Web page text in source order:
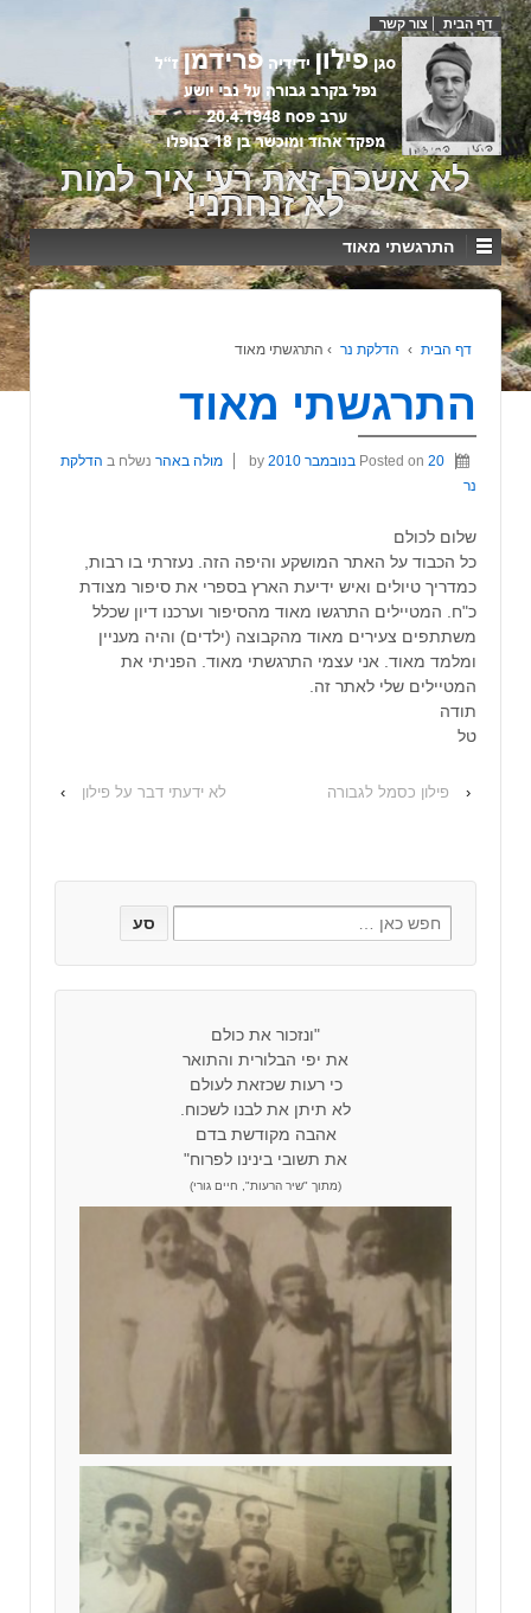
דף הבית צור קשר
לא אשכח זאת רעי איך למות
לא זנחתני!
התרגשתי מאוד
דף הבית › הדלקת נר › התרגשתי מאוד
התרגשתי מאוד
Posted on 20 בנובמבר 2010 מולה באהר נשלח ב הדלקת
נר
שלום לכולם
כל הכבוד על האתר המושקע והיפה הזה. נעזרתי בו רבות,
כמדריך טיולים ואיש ידיעת הארץ בספרי את סיפור מצודת
כ"ח. המטיילים התרגשו מאוד מהסיפור וערכנו דיון שכלל
משתתפים צעירים מאוד מהקבוצה (ילדים) והיה מעניין
ומלמד מאוד. אני עצמי התרגשתי מאוד. הפניתי את
המטיילים שלי לאתר זה.
תודה
טל
‹ פילון כסמל לגבורה לא ידעתי דבר על פילון ›
"ונזכור את כולם
את יפי הבלורית והתואר
כי רעות שכזאת לעולם
לא תיתן את לבנו לשכוח.
אהבה מקודשת בדם
את תשובי בינינו לפרוח"
(מתוך "שיר הרעות", חיים גורי)